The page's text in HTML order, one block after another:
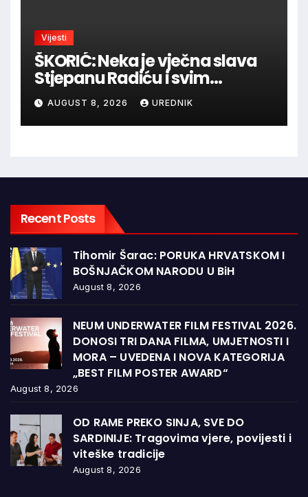
Vijesti
ŠKORIĆ: Neka je vječna slava
Stjepanu Radiću i svim
hrvatskim velikanima, a
vječna zahvalnost hrvatskim
braniteljima
AUGUST 8, 2026 UREDNIK
Recent Posts
Tihomir Šarac: PORUKA HRVATSKOM I
BOŠNJAČKOM NARODU U BiH
August 8, 2026
NEUM UNDERWATER FILM FESTIVAL 2026.
DONOSI TRI DANA FILMA, UMJETNOSTI I
MORA – UVEDENA I NOVA KATEGORIJA
„BEST FILM POSTER AWARD“
August 8, 2026
OD RAME PREKO SINJA, SVE DO
SARDINIJE: Tragovima vjere, povijesti i
viteške tradicije
August 8, 2026